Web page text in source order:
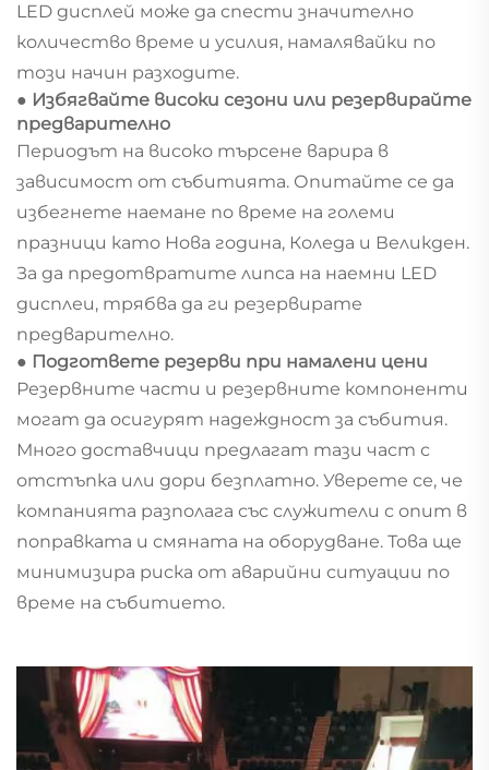
LED дисплей може да спести значително
количество време и усилия, намалявайки по
този начин разходите.
● Избягвайте високи сезони или резервирайте
предварително
Периодът на високо търсене варира в
зависимост от събитията. Опитайте се да
избегнете наемане по време на големи
празници като Нова година, Коледа и Великден.
За да предотвратите липса на наемни LED
дисплеи, трябва да ги резервирате
предварително.
● Подгответе резерви при намалени цени
Резервните части и резервните компоненти
могат да осигурят надеждност за събития.
Много доставчици предлагат тази част с
отстъпка или дори безплатно. Уверете се, че
компанията разполага със служители с опит в
поправката и смяната на оборудване. Това ще
минимизира риска от аварийни ситуации по
време на събитието.